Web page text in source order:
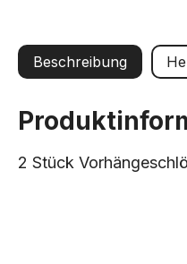
Beschreibung
2 Stück